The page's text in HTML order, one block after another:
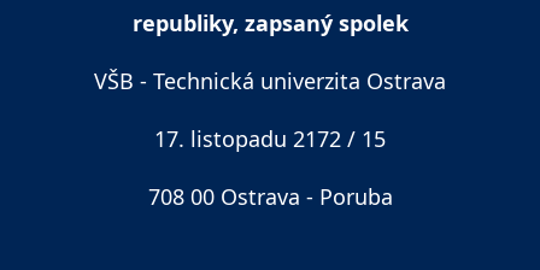
republiky, zapsaný spolek
VŠB - Technická univerzita Ostrava
17. listopadu 2172 / 15
708 00 Ostrava - Poruba